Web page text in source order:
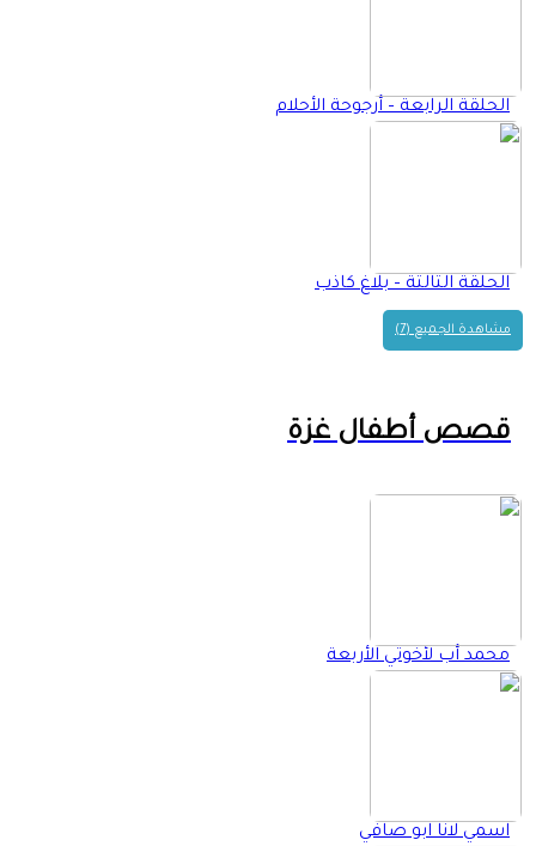
الحلقة الرابعة – أرجوحة الأحلام
الحلقة الثالثة – بلاغ كاذب
مشاهدة الجميع (7)
قصص أطفال غزة
محمد أب لأخوتي الأربعة
اسمي لانا ابو صافي